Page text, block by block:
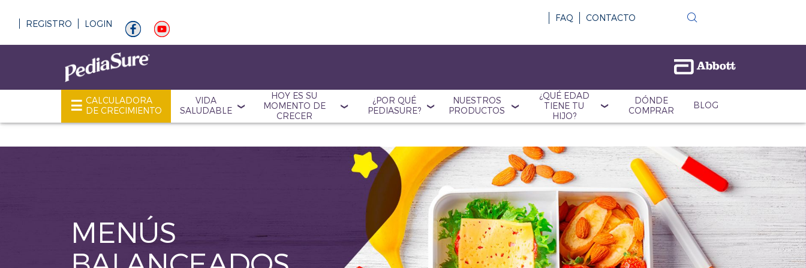
REGISTRO LOGIN
FAQ CONTACTO
CALCULADORA
DE CRECIMIENTO
VIDA
SALUDABLE
HOY ES SU
MOMENTO DE
CRECER
¿POR QUÉ
PEDIASURE?
NUESTROS
PRODUCTOS
¿QUÉ EDAD
TIENE TU
HIJO?
DÓNDE
COMPRAR
BLOG
MENÚS